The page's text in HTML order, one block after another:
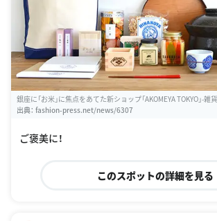
銀座に「お米」に焦点をあてた新ショップ「AKOMEYA TOKYO」-雑
出典： fashion-press.net/news/6307
ご褒美に！
このスポットの詳細を見る